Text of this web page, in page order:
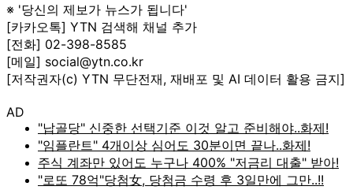
※ '당신의 제보가 뉴스가 됩니다'
[카카오톡] YTN 검색해 채널 추가
[전화] 02-398-8585
[메일] social@ytn.co.kr
[저작권자(c) YTN 무단전재, 재배포 및 AI 데이터 활용 금지]
AD